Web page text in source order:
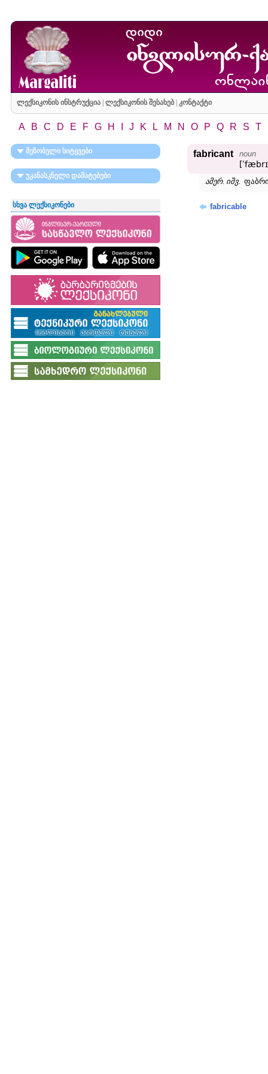
ლექსიკონის ინსტრუქცია| ლექსიკონის შესახებ| კონტაქტი
A B C D E F G H J K L M N O P Q R S T
მეზობელი სიტყვები
უკანასკნელი დამატებები
სხვა ლექსიკონები
fabricant noun
ამერ. იშვ.
fabricable